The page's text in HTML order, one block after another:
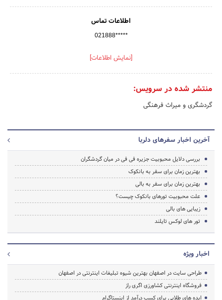
اطلاعات تماس
021888*****
[نمایش اطلاعات]
منتشر شده در سرویس:
گردشگری و میراث فرهنگی
آخرین اخبار سفرهای دلربا
بررسی دلایل محبوبیت جزیره فی فی در میان گردشگران
بهترین زمان برای سفر به بانکوک
بهترین زمان برای سفر به بالی
علت محبوبیت تورهای بانکوک چیست؟
زیبایی های بالی
تور های لوکس تایلند
اخبار ویژه
طراحی سایت در اصفهان بهترین شیوه تبلیغات اینترنتی در اصفهان
فروشگاه اینترنتی کشاورزی اگری راز
ایده های طلایی برای کسب درآمد از اینستاگرام